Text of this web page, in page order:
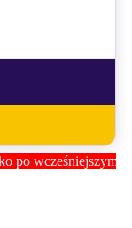
wcześniejszym